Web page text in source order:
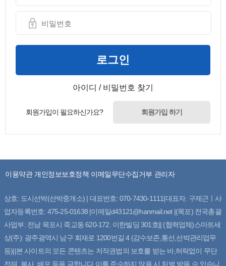
로그인
아이디 / 비밀번호 찾기
회원가입이 필요하신가요? 회원가입 하기
이용약관 개인정보보호정책 이메일무단수집거부 관리자
상호: 도시선박(선박중개소) | 대표번호: 070-7430-1111|대표자: 구제근ㅣ사
업자등록번호: 475-25-01638 |이메일d43121@hanmail.net |(목포) 전국총괄
사업부: 전남 목포시 죽교동 620-172. 이한빌딩 301호|| (협력업체)스마트세
상(주): 광주광역시 남구 회재로 1200번길 4 (감수보존,통선,선박관리업무
등)||본 사이트의 모든 콘텐츠는 저작권법의 보호를 받는 바,허락없이 무단
전재, 복사, 배포 등을 금합니다.이를 준수하지 않을 시 처벌 받을 수 있습니